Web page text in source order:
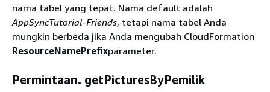
nama tabel yang tepat. Nama default adalah
AppSyncTutorial-Friends, tetapi nama tabel Anda
mungkin berbeda jika Anda mengubah CloudFormation
ResourceNamePrefixparameter.
Permintaan. getPicturesByPemilik